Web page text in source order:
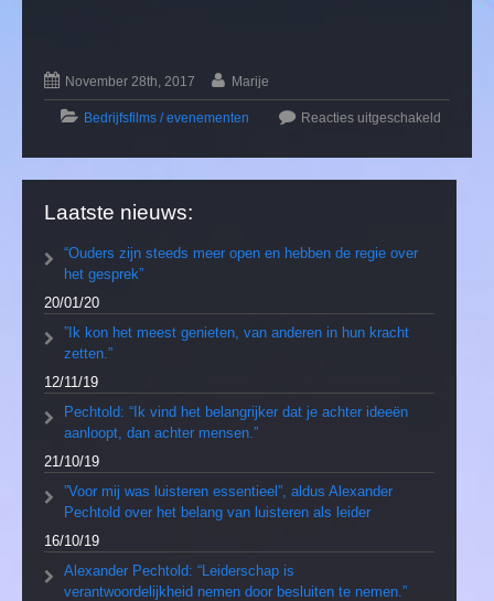
November 28th, 2017 Marije
Bedrijfsfilms / evenementen Reacties uitgeschakeld
Laatste nieuws:
“Ouders zijn steeds meer open en hebben de regie over
het gesprek”
20/01/20
”Ik kon het meest genieten, van anderen in hun kracht
zetten.”
12/11/19
Pechtold: “Ik vind het belangrijker dat je achter ideeën
aanloopt, dan achter mensen.”
21/10/19
”Voor mij was luisteren essentieel”, aldus Alexander
Pechtold over het belang van luisteren als leider
16/10/19
Alexander Pechtold: “Leiderschap is
verantwoordelijkheid nemen door besluiten te nemen.”